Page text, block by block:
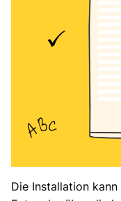
Die Installation